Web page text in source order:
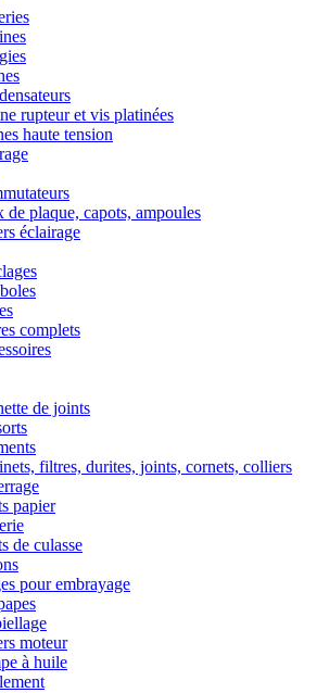
rupteur et vis platinées
haute tension
de plaque, capots, ampoules
éclairage
complets
de joints
filtres, durites, joints, cornets, colliers
papier
de culasse
pour embrayage
moteur
à huile